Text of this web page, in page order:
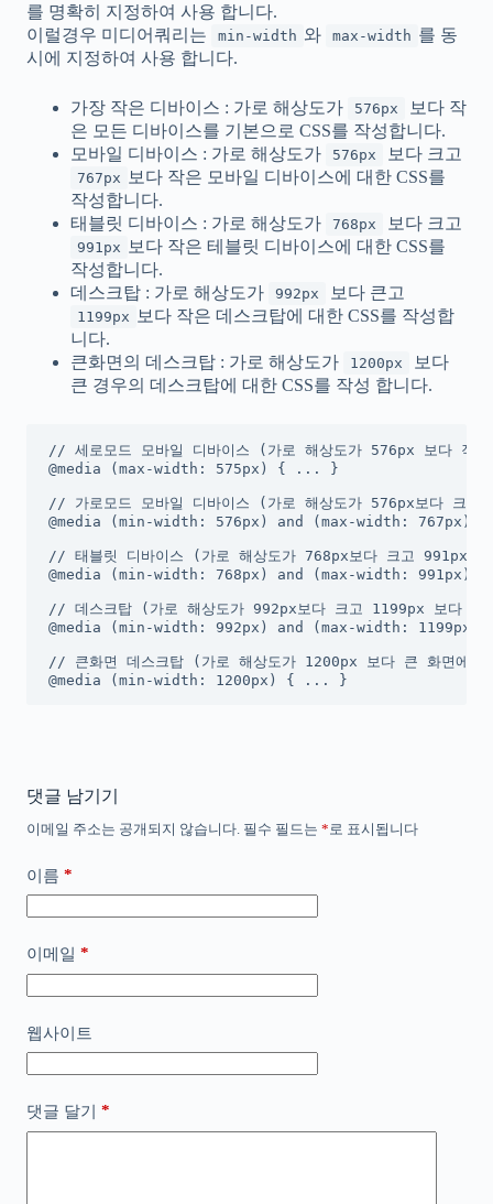
를 명확히 지정하여 사용 합니다.
이럴경우 미디어쿼리는
min-width 와 max-width 를 동
시에 지정하여 사용 합니다.
가장 작은 디바이스 : 가로 해상도가 576px
보다 작
은 모든 디바이스를 기본으로 CSS를 작성합니다.
모바일 디바이스 : 가로 해상도가
576px 보다 크고
767px
보다 작은 모바일 디바이스에 대한 CSS를
작성합니다.
태블릿 디바이스 : 가로 해상도가
768px 보다 크고
991px
보다 작은 테블릿 디바이스에 대한 CSS를
작성합니다.
데스크탑 : 가로 해상도가
992px 보다 큰고
1199px
보다 작은 데스크탑에 대한 CSS를 작성합
니다.
큰화면의 데스크탑 : 가로 해상도가
1200px
보다
큰 경우의 데스크탑에 대한 CSS를 작성 합니다.
// 세로모드 모바일 디바이스 (가로 해상도가 576px 보다 작
@media (max-width: 575px) { ... }
// 가로모드 모바일 디바이스 (가로 해상도가 576px보다 크
@media (min-width: 576px) and (max-width:
// 태블릿 디바이스 (가로 해상도가 768px보다 크고 991px
@media (min-width: 768px) and (max-width:
// 데스크탑 (가로 해상도가 992px보다 크고 1199px 보다 작
@media (min-width: 992px) and (max-width:
// 큰화면 데스크탑 (가로 해상도가 1200px 보다 큰 화면에
@media (min-width: 1200px) { ... }
댓글 남기기
이메일 주소는 공개되지 않습니다. 필수 필드는 * 로 표시됩니다
이름 *
이메일 *
웹사이트
댓글 달기 *